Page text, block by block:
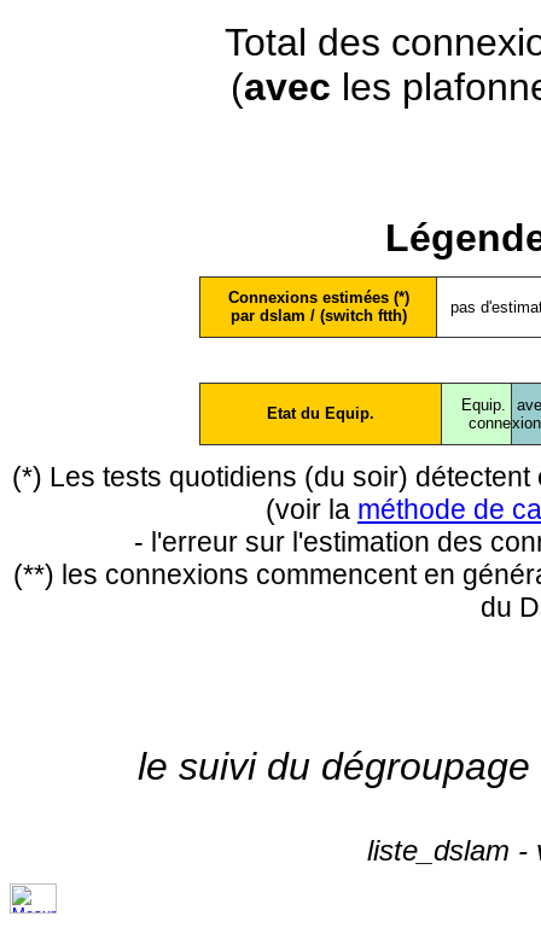
Total des
(avec les
Connexions estimées (*)
par dslam / (switch ftth)
pas
Etat du Equip.
Equip.
conne
(*) Les tests quotidiens (du soir)
(voir la méthode de
- l'erreur sur l'estimation des
(**) les connexions commencent en
du
le suivi du
liste_dslam -